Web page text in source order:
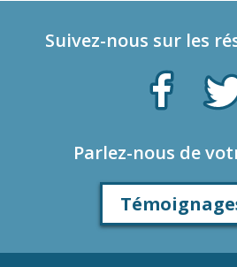
Suivez-nous sur les
Parlez-nous de